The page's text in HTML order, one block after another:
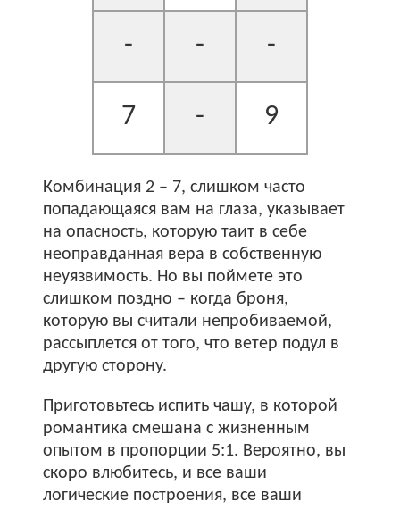
- - -
7 - 9
Комбинация 2 – 7, слишком часто
попадающаяся вам на глаза, указывает
на опасность, которую таит в себе
неоправданная вера в собственную
неуязвимость. Но вы поймете это
слишком поздно – когда броня,
которую вы считали непробиваемой,
рассыплется от того, что ветер подул в
другую сторону.
Приготовьтесь испить чашу, в которой
романтика смешана с жизненным
опытом в пропорции 5:1. Вероятно, вы
скоро влюбитесь, и все ваши
логические построения, все ваши